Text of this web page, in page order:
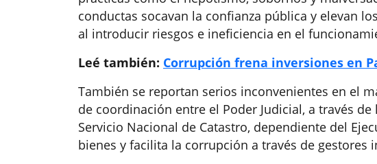
conductas socavan la confianza pública y elevan
al introducir riesgos e ineficiencia en el
Leé también: Corrupción frena inversiones en
También se reportan serios inconvenientes en el
de coordinación entre el Poder Judicial, a través
Servicio Nacional de Catastro, dependiente del
bienes y facilita la corrupción a través de gestores